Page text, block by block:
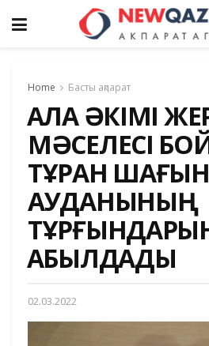
Home Басты ақпарат
ҚАЛА ӘКІМІ
МӘСЕЛЕСІ
ТҰРАН ШАҒЫН
АУДАНЫНЫҢ
ҚАБЫЛДАДЫ
02.03.2022